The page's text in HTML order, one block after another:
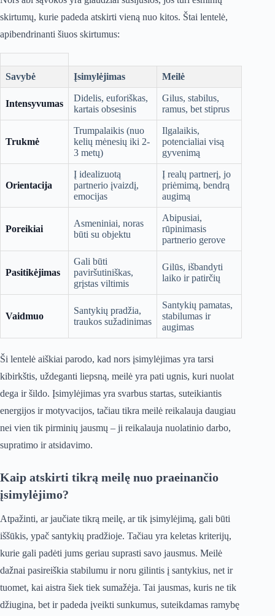
skirtumų, kurie padeda atskirti vieną nuo kitos. Štai lentelė,
apibendrinanti šiuos skirtumus:
Savybė Įsimylėjimas Meilė
Intensyvumas
Didelis, euforiškas,
kartais obsesinis
Gilus, stabilus,
ramus, bet stiprus
Trukmė
Trumpalaikis (nuo
kelių mėnesių iki 2-
3 metų)
Ilgalaikis,
potencialiai visą
gyvenimą
Orientacija
Į idealizuotą
partnerio įvaizdį,
emocijas
Į realų partnerį, jo
priėmimą, bendrą
augimą
Poreikiai
Asmeniniai, noras
būti su objektu
Abipusiai,
rūpinimasis
partnerio gerove
Pasitikėjimas
Gali būti
paviršutiniškas,
grįstas viltimis
Gilūs, išbandyti
laiko ir patirčių
Vaidmuo
Santykių pradžia,
traukos sužadinimas
Santykių pamatas,
stabilumas ir
augimas
Ši lentelė aiškiai parodo, kad nors įsimylėjimas yra tarsi
kibirkštis, uždeganti liepsną, meilė yra pati ugnis, kuri nuolat
dega ir šildo. Įsimylėjimas yra svarbus startas, suteikiantis
energijos ir motyvacijos, tačiau tikra meilė reikalauja daugiau
nei vien tik pirminių jausmų – ji reikalauja nuolatinio darbo,
supratimo ir atsidavimo.
Kaip atskirti tikrą meilę nuo praeinančio
įsimylėjimo?
Atpažinti, ar jaučiate tikrą meilę, ar tik įsimylėjimą, gali būti
iššūkis, ypač santykių pradžioje. Tačiau yra keletas kriterijų,
kurie gali padėti jums geriau suprasti savo jausmus. Meilė
dažnai pasireiškia stabilumu ir noru gilintis į santykius, net ir
tuomet, kai aistra šiek tiek sumažėja. Tai jausmas, kuris ne tik
džiugina, bet ir padeda įveikti sunkumus, suteikdamas ramybę